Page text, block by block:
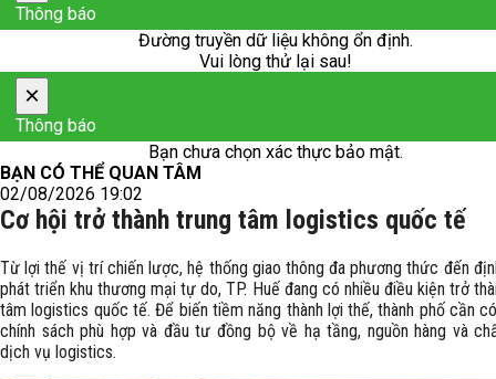
Thông báo
Đường truyền dữ liệu không ổn định.
Vui lòng thử lại sau!
×
Thông báo
Bạn chưa chọn xác thực bảo mật.
BẠN CÓ THỂ QUAN TÂM
02/08/2026 19:02
Cơ hội trở thành trung tâm logistics quốc tế
Từ lợi thế vị trí chiến lược, hệ thống giao thông đa phương thức đến
phát triển khu thương mại tự do, TP. Huế đang có nhiều điều kiện trở
tâm logistics quốc tế. Để biến tiềm năng thành lợi thế, thành phố cần
chính sách phù hợp và đầu tư đồng bộ về hạ tầng, nguồn hàng và
dịch vụ logistics.